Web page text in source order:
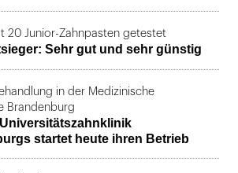
20 Junior-Zahnpasten getestet
Sehr gut und sehr günstig
in der Medizinische
Brandenburg
startet heute ihren Betrieb